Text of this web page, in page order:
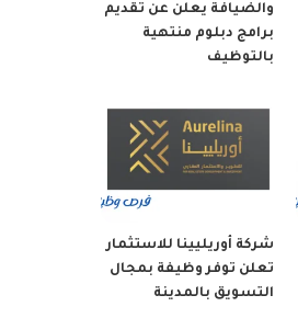
والضيافة يعلن عن تقديم
برامج دبلوم منتهية
بالتوظيف
شركة أوريليينا للاستثمار
تعلن توفر وظيفة بمجال
التسويق بالمدينة